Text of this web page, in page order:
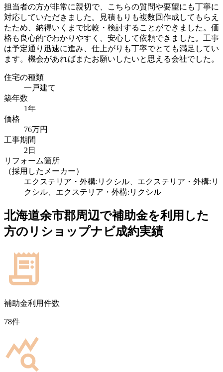
担当者の方が非常に親切で、こちらの質問や要望にも丁寧に
対応していただきました。見積もりも複数回作成してもらえ
たため、納得いくまで比較・検討することができました。価
格も良心的でわかりやすく、安心して依頼できました。工事
は予定通り迅速に進み、仕上がりも丁寧でとても満足してい
ます。機会があればまたお願いしたいと思える会社でした。
住宅の種類
一戸建て
築年数
1年
価格
76万円
工事期間
2日
リフォーム箇所
（採用したメーカー）
エクステリア・外構:リクシル、エクステリア・外構:リ
クシル、エクステリア・外構:リクシル
北海道余市郡周辺で補助金を利用した
方のリショップナビ成約実績
補助金利用件数
78件